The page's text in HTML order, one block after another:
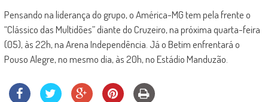
Pensando na liderança do grupo, o América-MG tem pela frente o
“Clássico das Multidões” diante do Cruzeiro, na próxima quarta-feira
(05), às 22h, na Arena Independência. Já o Betim enfrentará o
Pouso Alegre, no mesmo dia, às 20h, no Estádio Manduzão.